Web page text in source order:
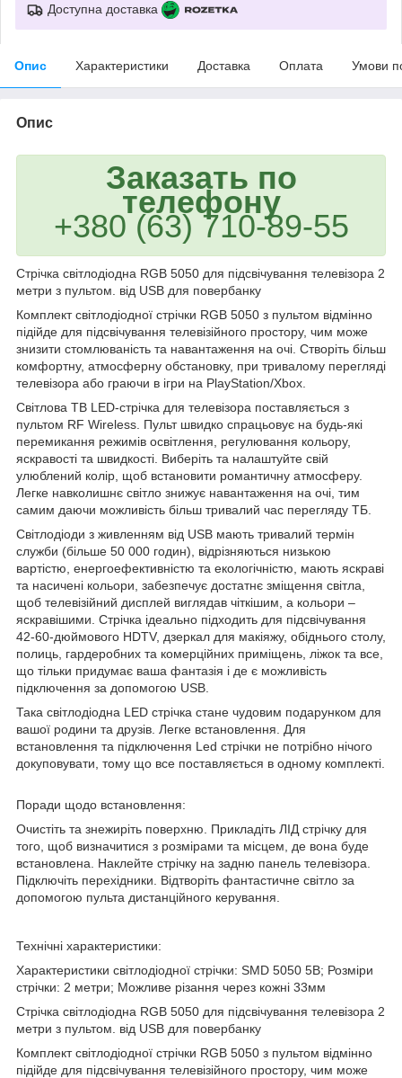
Доступна доставка
Опис Характеристики Доставка Оплата Умови
Опис
Заказать по
телефону
+380 (63) 710-89-55
Стрічка світлодіодна RGB 5050 для підсвічування телевізора 2
метри з пультом. від USB для повербанку
Комплект світлодіодної стрічки RGB 5050 з пультом відмінно
підійде для підсвічування телевізійного простору, чим може
знизити стомлюваність та навантаження на очі. Створіть більш
комфортну, атмосферну обстановку, при тривалому перегляді
телевізора або граючи в ігри на PlayStation/Xbox.
Світлова ТВ LED-стрічка для телевізора поставляється з
пультом RF Wireless. Пульт швидко спрацьовує на будь-які
перемикання режимів освітлення, регулювання кольору,
яскравості та швидкості. Виберіть та налаштуйте свій
улюблений колір, щоб встановити романтичну атмосферу.
Легке навколишнє світло знижує навантаження на очі, тим
самим даючи можливість більш тривалий час перегляду ТБ.
Світлодіоди з живленням від USB мають тривалий термін
служби (більше 50 000 годин), відрізняються низькою
вартістю, енергоефективністю та екологічністю, мають яскраві
та насичені кольори, забезпечує достатнє зміщення світла,
щоб телевізійний дисплей виглядав чіткішим, а кольори –
яскравішими. Стрічка ідеально підходить для підсвічування
42-60-дюймового HDTV, дзеркал для макіяжу, обіднього столу,
полиць, гардеробних та комерційних приміщень, ліжок та все,
що тільки придумає ваша фантазія і де є можливість
підключення за допомогою USB.
Така світлодіодна LED стрічка стане чудовим подарунком для
вашої родини та друзів. Легке встановлення. Для
встановлення та підключення Led стрічки не потрібно нічого
докуповувати, тому що все поставляється в одному комплекті.
Поради щодо встановлення:
Очистіть та знежиріть поверхню. Прикладіть ЛІД стрічку для
того, щоб визначитися з розмірами та місцем, де вона буде
встановлена. Наклейте стрічку на задню панель телевізора.
Підключіть перехідники. Відтворіть фантастичне світло за
допомогою пульта дистанційного керування.
Технічні характеристики:
Характеристики світлодіодної стрічки: SMD 5050 5В; Розміри
стрічки: 2 метри; Можливе різання через кожні 33мм
Стрічка світлодіодна RGB 5050 для підсвічування телевізора 2
метри з пультом. від USB для повербанку
Комплект світлодіодної стрічки RGB 5050 з пультом відмінно
підійде для підсвічування телевізійного простору, чим може